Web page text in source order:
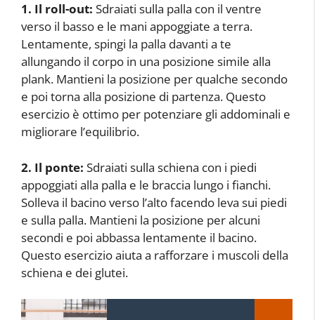
1. Il roll-out: Sdraiati sulla palla con il ventre
verso il basso e le mani appoggiate a terra.
Lentamente, spingi la palla davanti a te
allungando il corpo in una posizione simile alla
plank. Mantieni la posizione per qualche secondo
e poi torna alla posizione di partenza. Questo
esercizio è ottimo per potenziare gli addominali e
migliorare l’equilibrio.
2. Il ponte: Sdraiati sulla schiena con i piedi
appoggiati alla palla e le braccia lungo i fianchi.
Solleva il bacino verso l’alto facendo leva sui piedi
e sulla palla. Mantieni la posizione per alcuni
secondi e poi abbassa lentamente il bacino.
Questo esercizio aiuta a rafforzare i muscoli della
schiena e dei glutei.